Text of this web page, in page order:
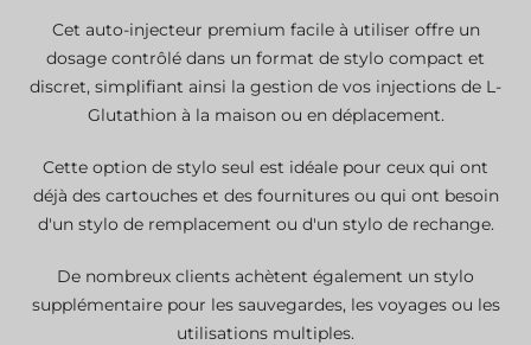
Cet auto-injecteur premium facile à utiliser offre un
dosage contrôlé dans un format de stylo compact et
discret, simplifiant ainsi la gestion de vos injections de L-
Glutathion à la maison ou en déplacement.
Cette option de stylo seul est idéale pour ceux qui ont
déjà des cartouches et des fournitures ou qui ont besoin
d'un stylo de remplacement ou d'un stylo de rechange.
De nombreux clients achètent également un stylo
supplémentaire pour les sauvegardes, les voyages ou les
utilisations multiples.